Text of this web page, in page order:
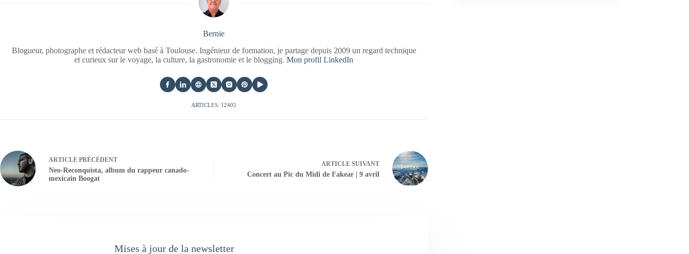
Bernie
Blogueur, photographe et rédacteur web basé à Toulouse. Ingénieur de formation, je partage depuis 2009 un regard technique
et curieux sur le voyage, la culture, la gastronomie et le blogging.Mon profil LinkedIn
ARTICLES: 12405
ARTICLE PRÉCÉDENT
Neo-Reconquista, album du rappeur canado-
mexicain Boogat
ARTICLESUIVANT
Concert au Pic du Midi de Fakear | 9 avril
Mises à jour de la newsletter